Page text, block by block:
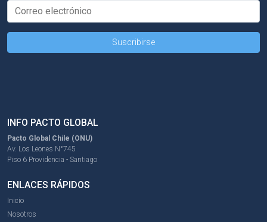
INFO PACTO GLOBAL
Pacto Global Chile (ONU)
Av. Los Leones N°745
Piso 6 Providencia - Santiago
ENLACES RÁPIDOS
Inicio
Nosotros